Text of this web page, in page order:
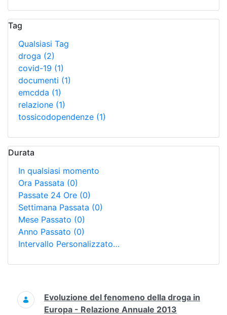
Tag
Qualsiasi Tag
droga (2)
covid-19 (1)
documenti (1)
emcdda (1)
relazione (1)
tossicodopendenze (1)
Durata
In qualsiasi momento
Ora Passata (0)
Passate 24 Ore (0)
Settimana Passata (0)
Mese Passato (0)
Anno Passato (0)
Intervallo Personalizzato…
Ricerca
Evoluzione del fenomeno della droga in
Europa - Relazione Annuale 2013